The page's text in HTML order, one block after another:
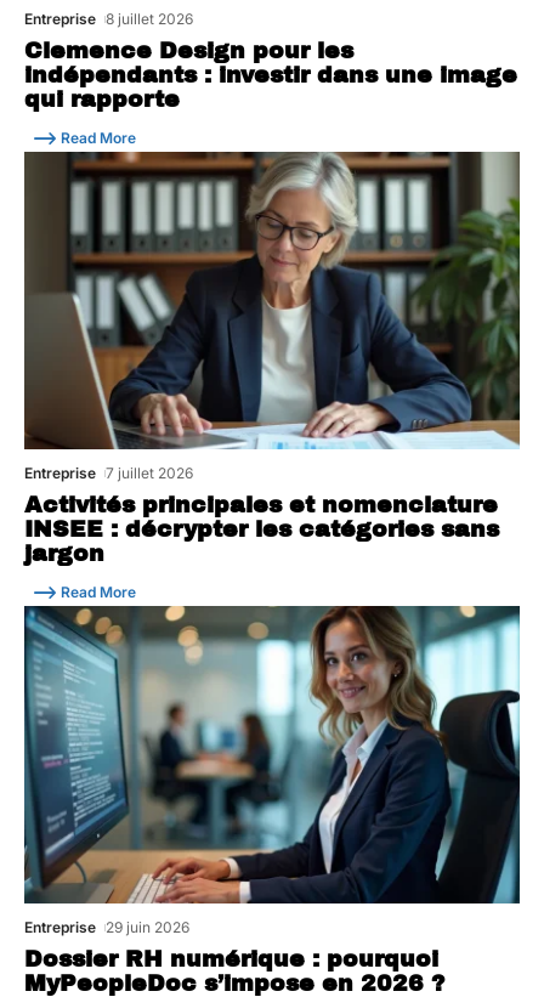
Clemence Design pour les
indépendants : investir dans une image
qui rapporte
Entreprise 8 juillet 2026
Read More
Activités principales et nomenclature
INSEE : décrypter les catégories sans
jargon
Entreprise 7 juillet 2026
Read More
Dossier RH numérique : pourquoi
MyPeopleDoc s’impose en 2026 ?
Entreprise 29 juin 2026